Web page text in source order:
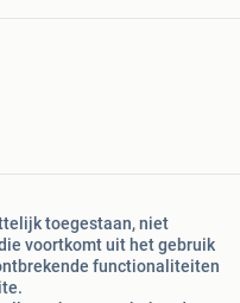
toegestaan, niet
voortkomt uit het gebruik
functionaliteiten